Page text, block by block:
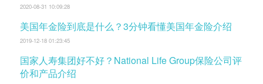
2020-08-31 10:09:28
美国年金险到底是什么？3分钟看懂美国年金险介绍
2019-12-18 01:23:45
国家人寿集团好不好？National Life Group保险公司评
价和产品介绍